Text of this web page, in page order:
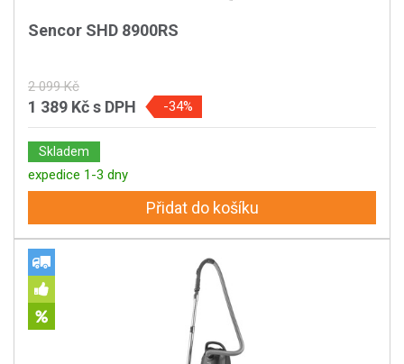
Sencor SHD 8900RS
2 099 Kč
1 389 Kčs DPH -34%
Skladem
expedice 1-3 dny
Přidat do košíku